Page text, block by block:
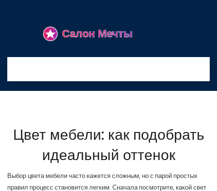
Цвет мебели: как подобрать
идеальный оттенок
Выбор цвета мебели часто кажется сложным, но с парой простых
правил процесс становится легким. Сначала посмотрите, какой свет